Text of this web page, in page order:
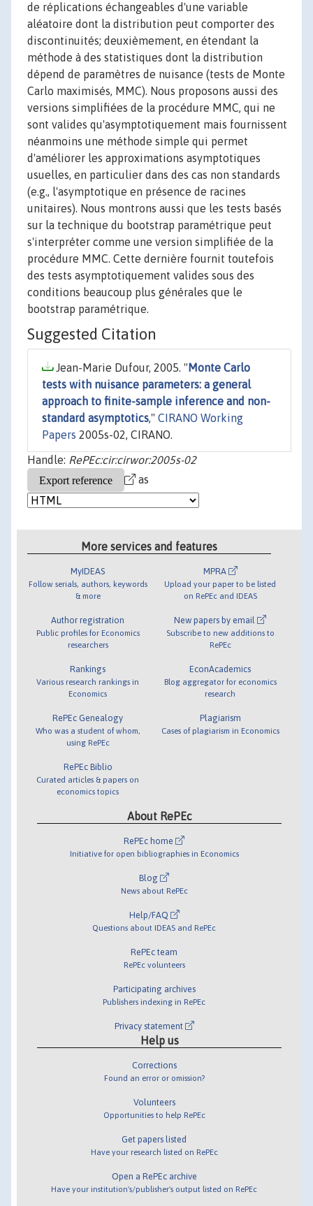
de réplications échangeables d'une variable
aléatoire dont la distribution peut comporter des
discontinuités; deuxièmement, en étendant la
méthode à des statistiques dont la distribution
dépend de paramètres de nuisance (tests de Monte
Carlo maximisés, MMC). Nous proposons aussi des
versions simplifiées de la procédure MMC, qui ne
sont valides qu'asymptotiquement mais fournissent
néanmoins une méthode simple qui permet
d'améliorer les approximations asymptotiques
usuelles, en particulier dans des cas non standards
(e.g., l'asymptotique en présence de racines
unitaires). Nous montrons aussi que les tests basés
sur la technique du bootstrap paramétrique peut
s'interpréter comme une version simplifiée de la
procédure MMC. Cette dernière fournit toutefois
des tests asymptotiquement valides sous des
conditions beaucoup plus générales que le
bootstrap paramétrique.
Suggested Citation
Jean-Marie Dufour, 2005. " Monte Carlo
tests with nuisance parameters: a general
approach to finite-sample inference and non-
standard asymptotics," CIRANO Working
Papers 2005s-02, CIRANO.
Handle: RePEc:cir:cirwor:2005s-02
as
More services and features
MyIDEAS
Follow serials, authors, keywords
& more
Author registration
Public profiles for Economics
researchers
Rankings
Various research rankings in
Economics
RePEc Genealogy
Who was a student of whom,
using RePEc
RePEc Biblio
Curated articles & papers on
economics topics
MPRA
Upload your paper to be listed
on RePEc and IDEAS
New papers by email
Subscribe to new additions to
RePEc
EconAcademics
Blog aggregator for economics
research
Plagiarism
Cases of plagiarism in Economics
About RePEc
RePEc home
Initiative for open bibliographies in Economics
Blog
News about RePEc
Help/FAQ
Questions about IDEAS and RePEc
RePEc team
RePEc volunteers
Participating archives
Publishers indexing in RePEc
Privacy statement
Help us
Corrections
Found an error or omission?
Volunteers
Opportunities to help RePEc
Get papers listed
Have your research listed on RePEc
Open a RePEc archive
Have your institution's/publisher's output listed on RePEc